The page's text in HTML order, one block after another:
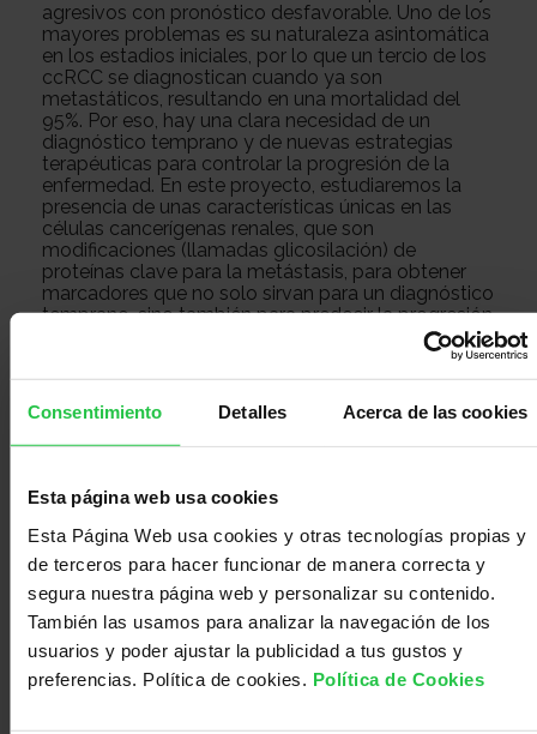
Consentimiento Detalles Acerca de las cookies
Esta página web usa cookies
Esta Página Web usa cookies y otras tecnologías propias y
de terceros para hacer funcionar de manera correcta y
segura nuestra página web y personalizar su contenido.
También las usamos para analizar la navegación de los
usuarios y poder ajustar la publicidad a tus gustos y
preferencias. Política de cookies. Política de Cookies
el
cancer
Transparencia
Trabaja
con
nosotros
Sala
de
Observatorio
Apoyo
psicológico
Atención
social
Orientación
agresivos con pronóstico desfavorable. Uno de los
mayores problemas es su naturaleza asintomática
en los estadios iniciales, por lo que un tercio de los
ccRCC se diagnostican cuando ya son
metastáticos, resultando en una mortalidad del
95%. Por eso, hay una clara necesidad de un
diagnóstico temprano y de nuevas estrategias
terapéuticas para controlar la progresión de la
enfermedad. En este proyecto, estudiaremos la
presencia de unas características únicas en las
células cancerígenas renales, que son
modificaciones (llamadas glicosilación) de
proteínas clave para la metástasis, para obtener
marcadores que no solo sirvan para un diagnóstico
temprano, sino también para predecir la progresión
de la enfermedad. Además, esperamos que
nuestros resultados permitan obtener dianas para
diseñar estrategias terapéuticas específicas contra
el ccRCC.